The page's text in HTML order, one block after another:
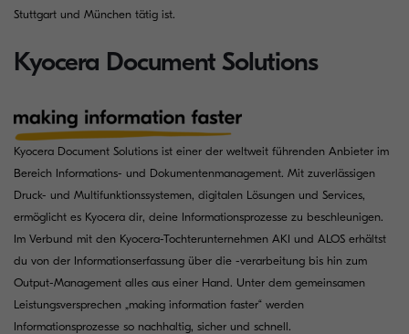
Stuttgart und München tätig ist.
Kyocera Document Solutions
Kyocera Document Solutions ist einer der weltweit führenden Anbieter im
Bereich Informations- und Dokumentenmanagement. Mit zuverlässigen
Druck- und Multifunktionssystemen, digitalen Lösungen und Services,
ermöglicht es Kyocera dir, deine Informationsprozesse zu beschleunigen.
Im Verbund mit den Kyocera-Tochterunternehmen AKI und ALOS erhältst
du von der Informationserfassung über die -verarbeitung bis hin zum
Output-Management alles aus einer Hand. Unter dem gemeinsamen
Leistungsversprechen „making information faster“ werden
Informationsprozesse so nachhaltig, sicher und schnell.